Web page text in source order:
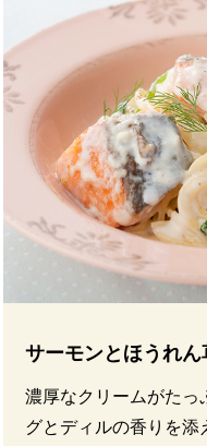
サーモンとほうれ
濃厚なクリームがたっ
グとディルの香りを添